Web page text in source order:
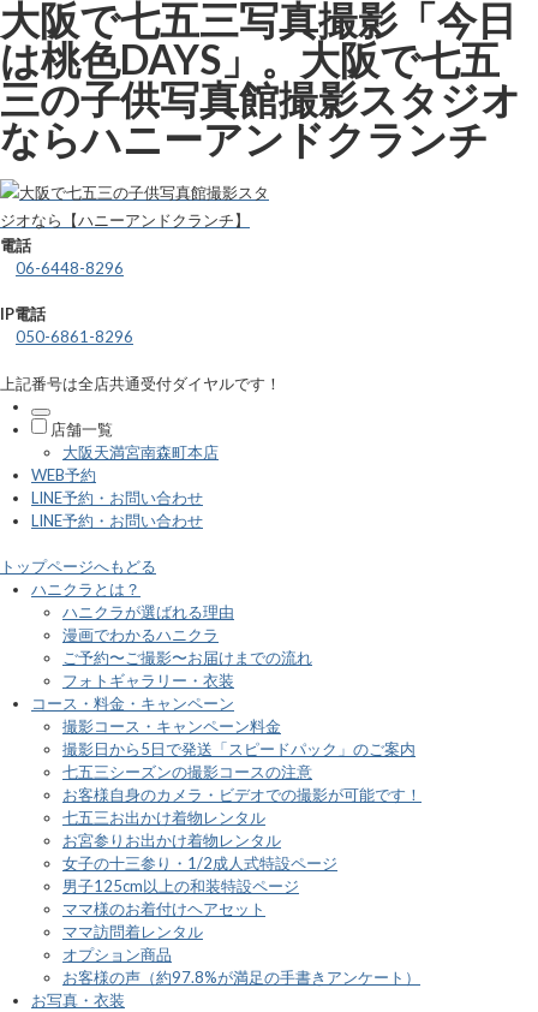
大阪で七五三写真撮影「今日
は桃色DAYS」。大阪で七五
三の子供写真館撮影スタジオ
ならハニーアンドクランチ
電話
06-6448-8296
IP電話
050-6861-8296
上記番号は全店共通受付ダイヤルです！
店舗一覧
大阪天満宮南森町本店
WEB予約
LINE予約・お問い合わせ
LINE予約・お問い合わせ
トップページへもどる
ハニクラとは？
ハニクラが選ばれる理由
漫画でわかるハニクラ
ご予約〜ご撮影〜お届けまでの流れ
フォトギャラリー・衣装
コース・料金・キャンペーン
撮影コース・キャンペーン料金
撮影日から5日で発送「スピードパック」のご案内
七五三シーズンの撮影コースの注意
お客様自身のカメラ・ビデオでの撮影が可能です！
七五三お出かけ着物レンタル
お宮参りお出かけ着物レンタル
女子の十三参り・1/2成人式特設ページ
男子125cm以上の和装特設ページ
ママ様のお着付けヘアセット
ママ訪問着レンタル
オプション商品
お客様の声（約97.8%が満足の手書きアンケート）
お写真・衣装